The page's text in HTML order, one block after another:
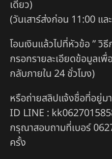
เดียว)
(วันเสาร์ส่งก่อน 11:00 แ
โอนเงินแล้วไปที่หัวข้อ ” วิธี
กรอกรายละเอียดข้อมูลเพื่
กลับภายใน 24 ชั่วโมง)
หรือถ่ายสลิปแจ้งชื่อที่อยู่ม
ID LINE :
กรุณาสอบถามที่เบอร์
ครั้ง